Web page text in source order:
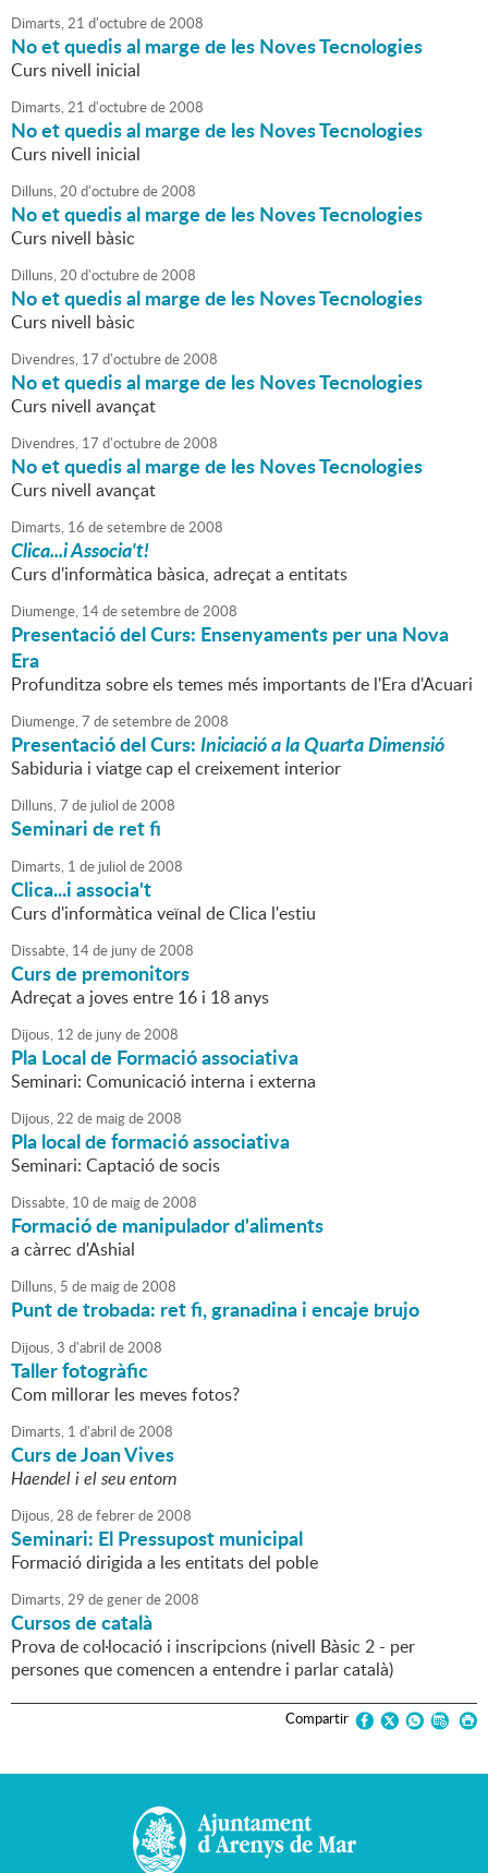
Dimarts,21 d'octubrede2008
No et quedis al marge de les Noves Tecnologies
Curs nivell inicial
Dimarts,21 d'octubrede2008
No et quedis al marge de les Noves Tecnologies
Curs nivell inicial
Dilluns,20 d'octubrede2008
No et quedis al marge de les Noves Tecnologies
Curs nivell bàsic
Dilluns,20 d'octubrede2008
No et quedis al marge de les Noves Tecnologies
Curs nivell bàsic
Divendres, 17 d'octubrede2008
No et quedis al marge de les Noves Tecnologies
Curs nivell avançat
Divendres, 17 d'octubrede2008
No et quedis al marge de les Noves Tecnologies
Curs nivell avançat
Dimarts, 16 desetembrede2008
Clica...i Associa't!
Curs d'informàtica bàsica, adreçat a entitats
Diumenge, 14desetembrede2008
Presentació del Curs: Ensenyaments per una Nova
Era
Profunditza sobre els temes més importants de l'Era d'Acuari
Diumenge,7 desetembrede2008
Presentació del Curs:Iniciació a la Quarta Dimensió
Sabiduria i viatge cap el creixement interior
Dilluns,7 de juliol de2008
Seminari de ret fi
Dimarts, 1 de juliol de2008
Clica...i associa't
Curs d'informàtica veïnal de Clica l'estiu
Dissabte, 14de junyde2008
Curs de premonitors
Adreçat a joves entre 16 i 18 anys
Dijous, 12 de junyde2008
Pla Local de Formació associativa
Seminari: Comunicació interna i externa
Dijous,22 de maigde2008
Pla local de formació associativa
Seminari: Captació de socis
Dissabte, 10 de maigde2008
Formació de manipulador d'aliments
a càrrec d'Ashial
Dilluns, 5 de maigde2008
Punt de trobada: ret fi, granadina i encaje brujo
Dijous,3 d'abril de2008
Taller fotogràfic
Com millorar les meves fotos?
Dimarts, 1 d'abril de2008
Curs de Joan Vives
Haendel i el seu entorn
Dijous,28 defebrerde2008
Seminari: El Pressupost municipal
Formació dirigida a les entitats del poble
Dimarts,29 degenerde2008
Cursos de català
Prova de col·locació i inscripcions (nivell Bàsic 2 - per
persones que comencen a entendre i parlar català)
Compartir